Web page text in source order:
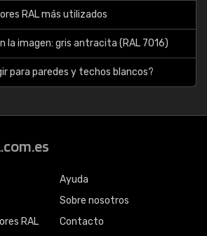
RAL más utilizados
la imagen: gris antracita (RAL 7016)
para paredes y techos blancos?
.com.es
RAL
Ayuda
Sobre nosotros
Contacto